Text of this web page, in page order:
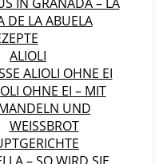
DE LA ABUELA
ALIOLI
ALIOLI OHNE EI
OHNE EI – MIT
UND
WEISSBROT